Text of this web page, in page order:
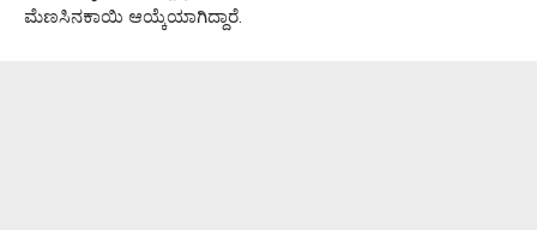
ಮೆಣಸಿನಕಾಯಿ ಆಯ್ಕೆಯಾಗಿದ್ದಾರೆ.